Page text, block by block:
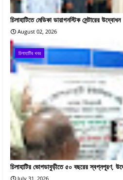
চিলাহাটিতে মেডিকা ডায়াগনস্টিক সেন্টারের উদ্বোধন
August 02, 2026
চিলাহাটির খবর
চিলাহাটির ভোগডাবুড়ীতে ৫০ বছরের স্বপ্নপূরণ,
July 31, 2026